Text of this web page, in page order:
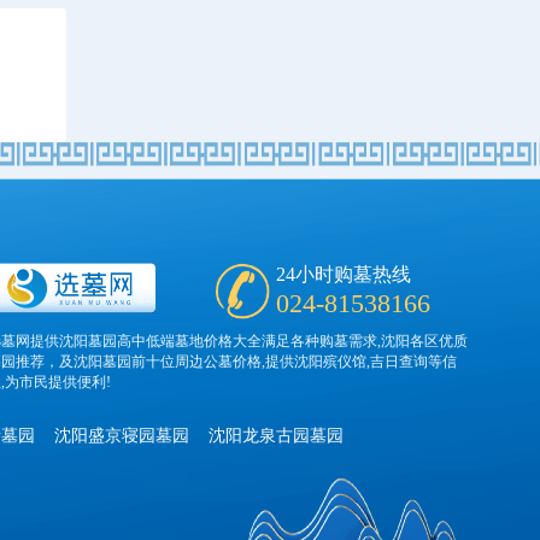
24小时购墓热线
024-81538166
网提供沈阳墓园高中低端墓地价格大全满足各种购墓需求,沈阳各区优质
推荐，及沈阳墓园前十位周边公墓价格,提供沈阳殡仪馆,吉日查询等信
为市民提供便利!
园 沈阳盛京寝园墓园 沈阳龙泉古园墓园